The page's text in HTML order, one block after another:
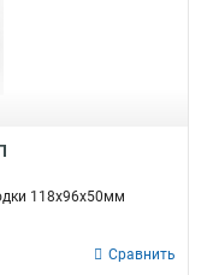
118х96х50мм
Сравнить